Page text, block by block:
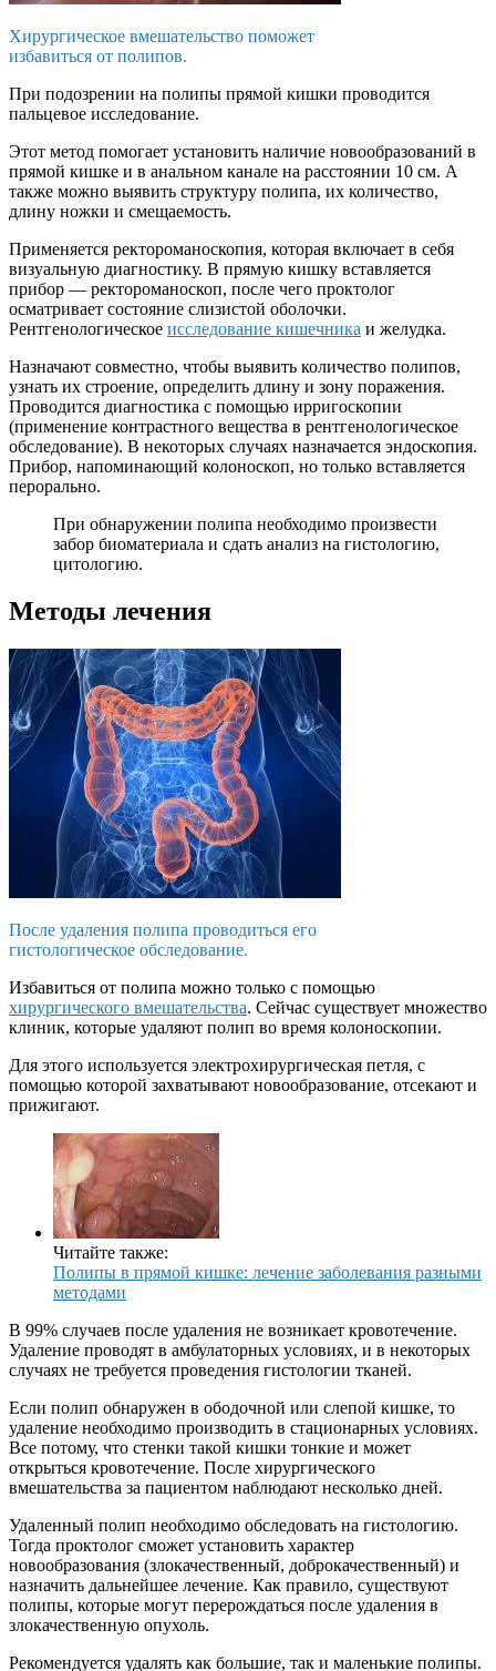
Хирургическое вмешательство поможет
избавиться от полипов.
При подозрении на полипы прямой кишки проводится
пальцевое исследование.
Этот метод помогает установить наличие новообразований в
прямой кишке и в анальном канале на расстоянии 10 см. А
также можно выявить структуру полипа, их количество,
длину ножки и смещаемость.
Применяется ректороманоскопия, которая включает в себя
визуальную диагностику. В прямую кишку вставляется
прибор — ректороманоскоп, после чего проктолог
осматривает состояние слизистой оболочки.
Рентгенологическое исследование кишечника и желудка.
Назначают совместно, чтобы выявить количество полипов,
узнать их строение, определить длину и зону поражения.
Проводится диагностика с помощью ирригоскопии
(применение контрастного вещества в рентгенологическое
обследование). В некоторых случаях назначается эндоскопия.
Прибор, напоминающий колоноскоп, но только вставляется
перорально.
При обнаружении полипа необходимо произвести
забор биоматериала и сдать анализ на гистологию,
цитологию.
Методы лечения
После удаления полипа проводиться его
гистологическое обследование.
Избавиться от полипа можно только с помощью
хирургического вмешательства. Сейчас существует множество
клиник, которые удаляют полип во время колоноскопии.
Для этого используется электрохирургическая петля, с
помощью которой захватывают новообразование, отсекают и
прижигают.
Читайте также:
Полипы в прямой кишке: лечение заболевания разными
методами
В 99% случаев после удаления не возникает кровотечение.
Удаление проводят в амбулаторных условиях, и в некоторых
случаях не требуется проведения гистологии тканей.
Если полип обнаружен в ободочной или слепой кишке, то
удаление необходимо производить в стационарных условиях.
Все потому, что стенки такой кишки тонкие и может
открыться кровотечение. После хирургического
вмешательства за пациентом наблюдают несколько дней.
Удаленный полип необходимо обследовать на гистологию.
Тогда проктолог сможет установить характер
новообразования (злокачественный, доброкачественный) и
назначить дальнейшее лечение. Как правило, существуют
полипы, которые могут перерождаться после удаления в
злокачественную опухоль.
Рекомендуется удалять как большие, так и маленькие полипы.